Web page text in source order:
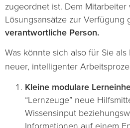
zugeordnet ist. Dem
Lösungsansätze zur Verfügung
verantwortliche Person.
Was könnte sich also für Sie
neuer, intelligenter
Kleine modulare
“Lernzeuge” neue
Wissensinput